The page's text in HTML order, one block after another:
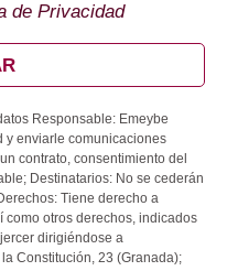
de Privacidad
Responsable: Emeybe
y enviarle comunicaciones
contrato, consentimiento del
Destinatarios: No se cederán
Tiene derecho a
como otros derechos, indicados
dirigiéndose a
Constitución, 23 (Granada);